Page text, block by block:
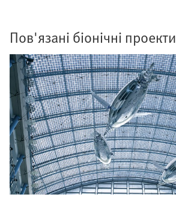
Пов'язані біонічні проекти